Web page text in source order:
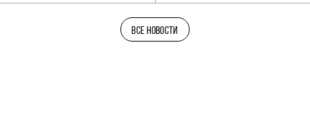
ВСЕ НОВОСТИ